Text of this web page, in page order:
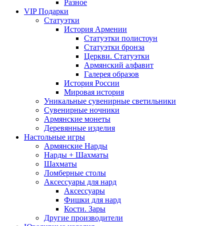
Разное
VIP Подарки
Статуэтки
История Армении
Статуэтки полистоун
Статуэтки бронза
Церкви. Статуэтки
Армянский алфавит
Галерея образов
История России
Мировая история
Уникальные сувенирные светильники
Сувенирные ночники
Армянские монеты
Деревянные изделия
Настольные игры
Армянские Нарды
Нарды + Шахматы
Шахматы
Ломберные столы
Аксессуары для нард
Аксессуары
Фишки для нард
Кости. Зары
Другие производители